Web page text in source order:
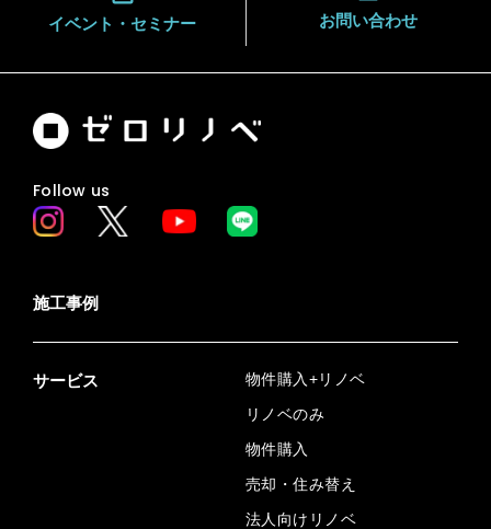
イベント・ セミナー お問い合わせ
Follow us
施工事例
サービス
物件購入+リノベ
リノベのみ
物件購入
売却・住み替え
法人向けリノベ